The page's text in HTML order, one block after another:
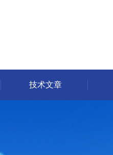
技术文章